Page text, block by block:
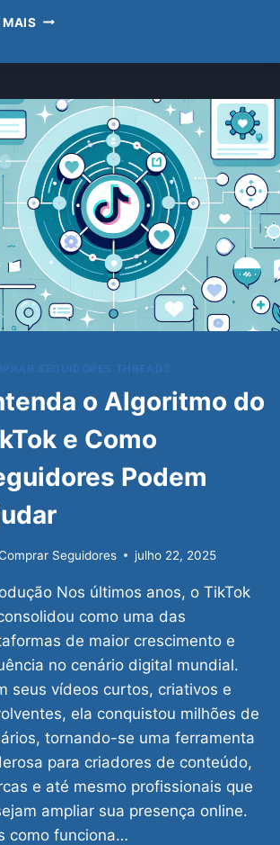
MAIS GUIA
PRO
NO
THREADS
COM
O
SITE
SEGUIDORES-
FAST.COM.BR:
ESTRATÉGIAS,
BOAS
PRÁTICAS
E
o Algoritmo do
e Como
Podem
Seguidores julho 22, 2025
Nos últimos anos, o TikTok
como uma das
de maior crescimento e
no cenário digital mundial.
seus vídeos curtos, criativos e
ela conquistou milhões de
tornando-se uma ferramenta
para criadores de conteúdo,
e até mesmo profissionais que
ampliar sua presença online.
como funciona…